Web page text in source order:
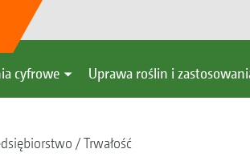
cyfrowe Uprawa roślin i
Trwałość